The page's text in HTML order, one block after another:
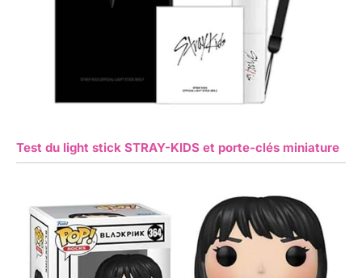
Test du light stick STRAY-KIDS et porte-clés miniature